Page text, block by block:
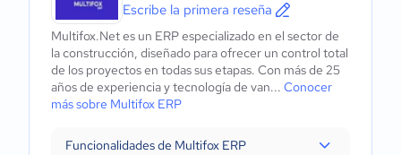
Escribe la primera reseña
Multifox.Net es un ERP especializado en el sector de
la construcción, diseñado para ofrecer un control total
de los proyectos en todas sus etapas. Con más de 25
años de experiencia y tecnología de van... Conocer
más sobre Multifox ERP
Funcionalidades de Multifox ERP